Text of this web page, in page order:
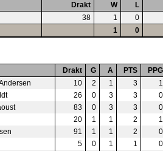
Drakt W
L
38 1
0
1 0
Drakt G A PTS
PPG
10 2 1 3
1
26 0 3 3
0
83 0 3 3
0
20 1 1 2
1
91 1 1 2
0
5 0 1 1
0